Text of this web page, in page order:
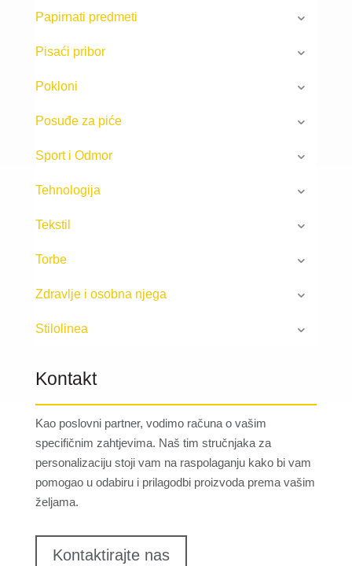
Papirnati predmeti
Pisaći pribor
Pokloni
Posuđe za piće
Sport i Odmor
Tehnologija
Tekstil
Torbe
Zdravlje i osobna njega
Stilolinea
Kontakt
Kao poslovni partner, vodimo računa o vašim
specifičnim zahtjevima. Naš tim stručnjaka za
personalizaciju stoji vam na raspolaganju kako bi vam
pomogao u odabiru i prilagodbi proizvoda prema vašim
željama.
Kontaktirajte nas